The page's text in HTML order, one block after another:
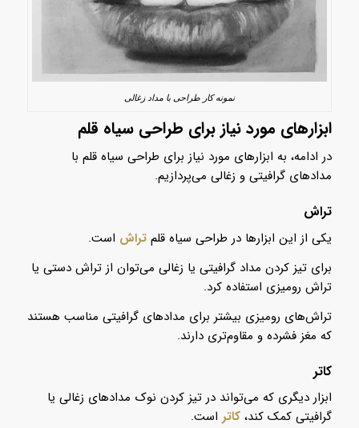
نمونه کار طراحی با مداد زغالی
ابزارهای مورد نیاز برای طراحی سیاه قلم
در ادامه، به ابزارهای مورد نیاز برای طراحی سیاه قلم با
مدادهای گرافیتی و زغالی می‌پردازیم.
تراش
یکی از این ابزارها در طراحی سیاه قلم تراش است.
برای تیز کردن مداد گرافیتی یا زغالی می‌توان از تراش دستی یا
تراش رومیزی استفاده کرد.
تراش‌های رومیزی بیشتر برای مدادهای گرافیتی مناسب هستند
که مغز فشرده و مقاوم‌تری دارند.
کاتر
ابزار دیگری که می‌تواند در تیز کردن نوک مدادهای زغالی یا
گرافیتی کمک کند، کاتراست.